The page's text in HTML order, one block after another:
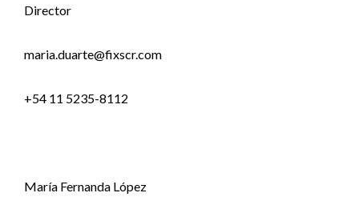
Director
maria.duarte@fixscr.com
+54 11 5235-8112
María Fernanda López